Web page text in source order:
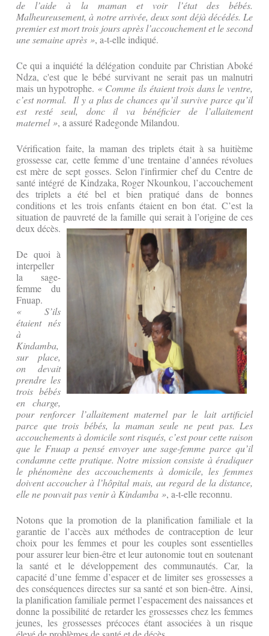
de l’aide à la maman et voir l’état des bébés.
Malheureusement, à notre arrivée, deux sont déjà décédés. Le
premier est mort trois jours après l’accouchement et le second
une semaine après », a-t-elle indiqué.
Ce qui a inquiété la délégation conduite par Christian Aboké
Ndza, c'est que le bébé survivant ne serait pas un malnutri
mais un hypotrophe. « Comme ils étaient trois dans le ventre,
c’est normal. Il y a plus de chances qu’il survive parce qu’il
est resté seul, donc il va bénéficier de l’allaitement
maternel », a assuré Radegonde Milandou.
Vérification faite, la maman des triplets était à sa huitième
grossesse car, cette femme d’une trentaine d’années révolues
est mère de sept gosses. Selon l'infirmier chef du Centre de
santé intégré de Kindzaka, Roger Nkounkou, l’accouchement
des triplets a été bel et bien pratiqué dans de bonnes
conditions et les trois enfants étaient en bon état. C’est la
situation de pauvreté de la famille qui serait à l’origine de ces
deux décès.
De quoi à
interpeller
la sage-
femme du
Fnuap.
« S’ils
étaient nés
à
Kindamba,
sur place,
on devait
prendre les
trois bébés
en charge,
pour renforcer l’allaitement maternel par le lait artificiel
parce que trois bébés, la maman seule ne peut pas. Les
accouchements à domicile sont risqués, c’est pour cette raison
que le Fnuap a pensé envoyer une sage-femme parce qu’il
condamne cette pratique. Notre mission consiste à éradiquer
le phénomène des accouchements à domicile, les femmes
doivent accoucher à l’hôpital mais, au regard de la distance,
elle ne pouvait pas venir à Kindamba », a-t-elle reconnu.
Notons que la promotion de la planification familiale et la
garantie de l’accès aux méthodes de contraception de leur
choix pour les femmes et pour les couples sont essentielles
pour assurer leur bien-être et leur autonomie tout en soutenant
la santé et le développement des communautés. Car, la
capacité d’une femme d’espacer et de limiter ses grossesses a
des conséquences directes sur sa santé et son bien-être. Ainsi,
la planification familiale permet l’espacement des naissances et
donne la possibilité de retarder les grossesses chez les femmes
jeunes, les grossesses précoces étant associées à un risque